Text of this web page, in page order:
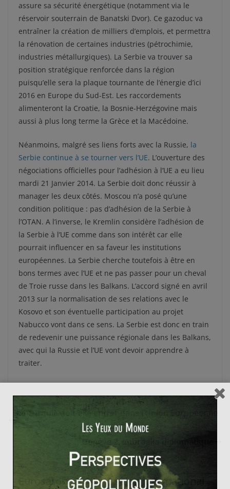
assure sa sécurité énergétique (notamment via le
réservoir souterrain de Banatski Dvor). Ce gazoduc va
entraîner la création de milliers d’emplois, et permettra
la rénovation de certaines industries (pétrochimie,
industries métallurgiques). La Serbie va trouver sa
position stratégique renforcée dans la région
puisqu’elle sera la plaque tournante de l’énergie d’ici
2016 en Europe du Sud-Est. Les raccordements
alimenteront la Croatie, la Bosnie-Herzégovine mais
aussi à plus long terme la Grèce et la Macédoine.
Néanmoins, malgré ses liens forts avec la Russie, la
Serbie continue à se tourner vers l’UE. L’ouverture des
négociations officielles pour l’adhésion à l’UE a eu lieu
mardi 21 Janvier 2014. La Serbie doit donc réussir à
manager les deux côtés. Moscou n’a posé qu’une
condition politique : pas d’adhésion de la Serbie à
l’OTAN. A l’inverse, le Kremlin considère l’adhésion de
la Serbie à l’UE comme dans son intérêt car elle
pourrait influencer en sa faveur les institutions
européennes. La Serbie cherche toutefois à être en
bons termes avec l’UE et ne pas passer pour un cheval
de Troie russe dans les Balkans. L’accord signé en avril
2013 sur la normalisation de ses relations avec le
Kosovo et son éventuelle participation au projet
Nabucco vont dans ce sens. La Serbie est donc en train
de redevenir une puissance régionale dans les Balkans,
avec qui la Russie et l’UE vont devoir apprendre à
traiter.
La Turquie doit-elle entrer dans l’Union Européenne
Genève 2, imbroglio diplomatique
Eurosatory 2014 : le salon international